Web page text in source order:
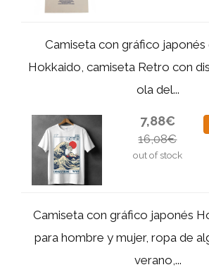
Camiseta con gráfico japonés
Hokkaido, camiseta Retro con
ola del...
7,88€
16,08€
out of stock
Camiseta con gráfico japonés
para hombre y mujer, ropa de
verano,...